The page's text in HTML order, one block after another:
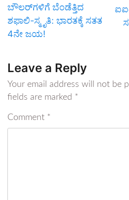
ಬೌಲರ್‌ಗಳಿಗೆ ಬೆಂಡೆತ್ತಿದ
ಶಫಾಲಿ-ಸ್ಮೃತಿ: ಭಾರತಕ್ಕೆ ಸತತ
4ನೇ ಜಯ!
Leave a Reply
Your email address will not be
fields are marked *
Comment *